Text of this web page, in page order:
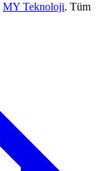
MY Teknoloji. Tüm